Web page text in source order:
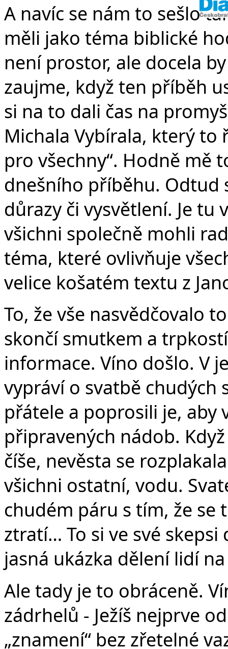
A navíc se nám to sešlo
měli jako téma biblické
není prostor, ale docela
zaujme, když ten příběh
si na to dali čas na
Michala Vybírala, který to
pro všechny“. Hodně mě
dnešního příběhu. Odtud
důrazy či vysvětlení. Je tu
všichni společně mohli
téma, které ovlivňuje
velice košatém textu z
To, že vše nasvědčovalo
skončí smutkem a
informace. Víno došlo. V
vypráví o svatbě chudých
přátele a poprosili je, aby
připravených nádob.
číše, nevěsta se
všichni ostatní, vodu.
chudém páru s tím, že se
ztratí… To si ve své
jasná ukázka dělení lidí
Ale tady je to obráceně.
zádrhelů - Ježíš nejprve
„znamení“ bez zřetelné